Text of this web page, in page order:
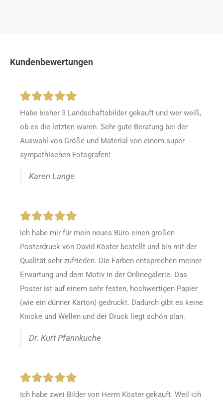
Kundenbewertungen
Habe bisher 3 Landschaftsbilder gekauft und wer weiß,
ob es die letzten waren. Sehr gute Beratung bei der
Auswahl von Größe und Material von einem super
sympathischen Fotografen!
Karen Lange
Ich habe mir für mein neues Büro einen großen
Posterdruck von David Köster bestellt und bin mit der
Qualität sehr zufrieden. Die Farben entsprechen meiner
Erwartung und dem Motiv in der Onlinegalerie. Das
Poster ist auf einem sehr festen, hochwertigen Papier
(wie ein dünner Karton) gedruckt. Dadurch gibt es keine
Knicke und Wellen und der Druck liegt schön plan.
Dr. Kurt Pfannkuche
Ich habe zwei Bilder von Herrn Köster gekauft. Weil ich